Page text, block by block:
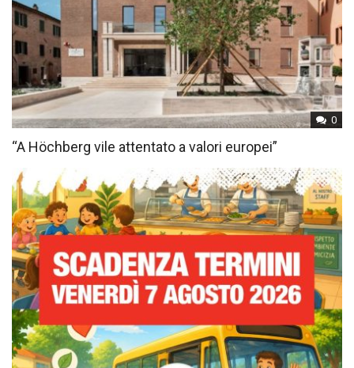
0
“A Höchberg vile attentato a valori europei”